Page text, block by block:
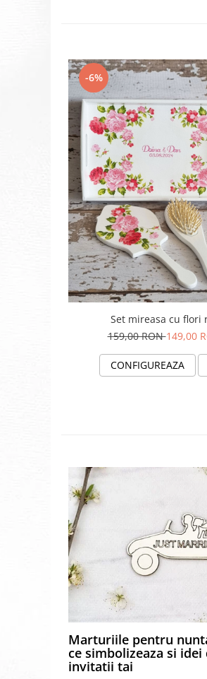
-6%
Set mireasa cu flori
159,00 RON149,00
CONFIGUREAZA
Marturiile pentru
ce simbolizeaza si
invitatii tai